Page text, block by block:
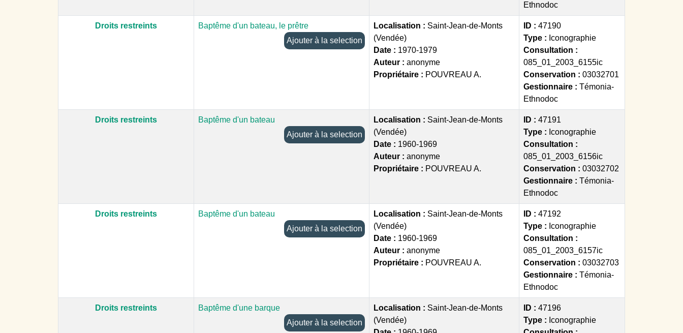
Ethnodoc
Droits restreints
Baptême d'un bateau, le prêtre
Ajouter à la selection
Localisation : Saint-Jean-de-Monts
(Vendée)
Date : 1970-1979
Auteur : anonyme
Propriétaire : POUVREAU A.
ID : 47190
Type : Iconographie
Consultation :
085_01_2003_6155ic
Conservation : 03032701
Gestionnaire : Témonia-
Ethnodoc
Droits restreints
Baptême d'un bateau
Ajouter à la selection
Localisation : Saint-Jean-de-Monts
(Vendée)
Date : 1960-1969
Auteur : anonyme
Propriétaire : POUVREAU A.
ID : 47191
Type : Iconographie
Consultation :
085_01_2003_6156ic
Conservation : 03032702
Gestionnaire : Témonia-
Ethnodoc
Droits restreints
Baptême d'un bateau
Ajouter à la selection
Localisation : Saint-Jean-de-Monts
(Vendée)
Date : 1960-1969
Auteur : anonyme
Propriétaire : POUVREAU A.
ID : 47192
Type : Iconographie
Consultation :
085_01_2003_6157ic
Conservation : 03032703
Gestionnaire : Témonia-
Ethnodoc
Droits restreints
Baptême d'une barque
Ajouter à la selection
Localisation : Saint-Jean-de-Monts
(Vendée)
ID : 47196
Type : Iconographie